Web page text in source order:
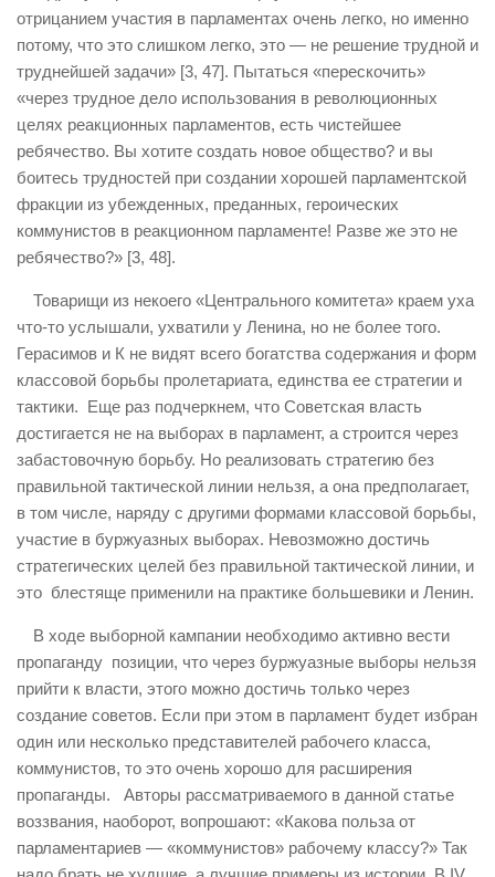
отрицанием участия в парламентах очень легко, но именно
потому, что это слишком легко, это — не решение трудной и
труднейшей задачи» [3, 47]. Пытаться «перескочить»
«через трудное дело использования в революционных
целях реакционных парламентов, есть чистейшее
ребячество. Вы хотите создать новое общество? и вы
боитесь трудностей при создании хорошей парламентской
фракции из убежденных, преданных, героических
коммунистов в реакционном парламенте! Разве же это не
ребячество?» [3, 48].
Товарищи из некоего «Центрального комитета» краем уха
что-то услышали, ухватили у Ленина, но не более того.
Герасимов и К не видят всего богатства содержания и форм
классовой борьбы пролетариата, единства ее стратегии и
тактики. Еще раз подчеркнем, что Советская власть
достигается не на выборах в парламент, а строится через
забастовочную борьбу. Но реализовать стратегию без
правильной тактической линии нельзя, а она предполагает,
в том числе, наряду с другими формами классовой борьбы,
участие в буржуазных выборах. Невозможно достичь
стратегических целей без правильной тактической линии, и
это блестяще применили на практике большевики и Ленин.
В ходе выборной кампании необходимо активно вести
пропаганду позиции, что через буржуазные выборы нельзя
прийти к власти, этого можно достичь только через
создание советов. Если при этом в парламент будет избран
один или несколько представителей рабочего класса,
коммунистов, то это очень хорошо для расширения
пропаганды. Авторы рассматриваемого в данной статье
воззвания, наоборот, вопрошают: «Какова польза от
парламентариев — «коммунистов» рабочему классу?» Так